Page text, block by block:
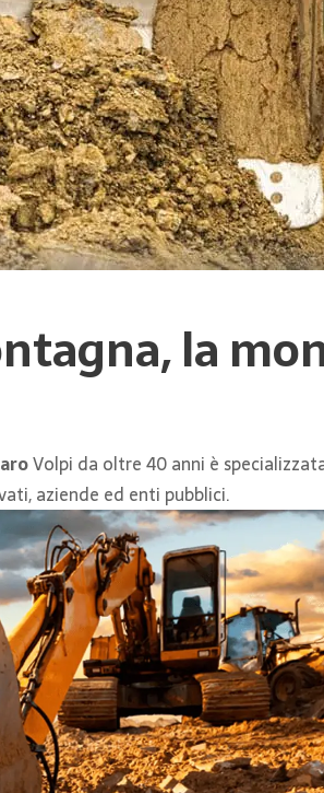
la
Volpi da oltre 40 anni è
aziende ed enti pubblici.